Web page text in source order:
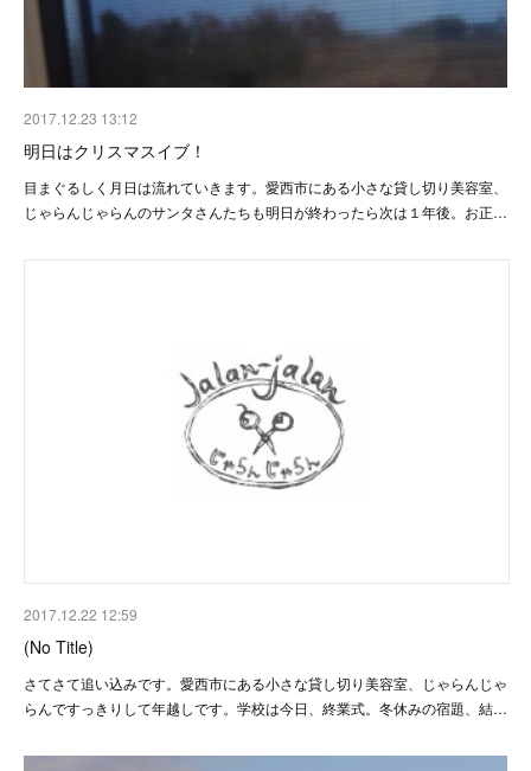
2017.12.23 13:12
明日はクリスマスイブ！
目まぐるしく月日は流れていきます。愛西市にある小さな貸し切り美容室、
じゃらんじゃらんのサンタさんたちも明日が終わったら次は１年後。お正…
2017.12.22 12:59
(No Title)
さてさて追い込みです。愛西市にある小さな貸し切り美容室、じゃらんじゃ
らんですっきりして年越しです。学校は今日、終業式。冬休みの宿題、結…